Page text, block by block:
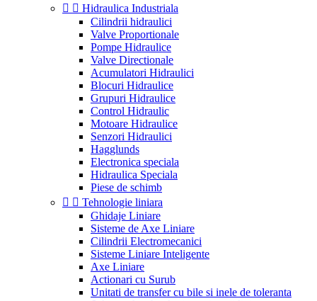
  Hidraulica Industriala
Cilindrii hidraulici
Valve Proportionale
Pompe Hidraulice
Valve Directionale
Acumulatori Hidraulici
Blocuri Hidraulice
Grupuri Hidraulice
Control Hidraulic
Motoare Hidraulice
Senzori Hidraulici
Hagglunds
Electronica speciala
Hidraulica Speciala
Piese de schimb
  Tehnologie liniara
Ghidaje Liniare
Sisteme de Axe Liniare
Cilindrii Electromecanici
Sisteme Liniare Inteligente
Axe Liniare
Actionari cu Surub
Unitati de transfer cu bile si inele de toleranta